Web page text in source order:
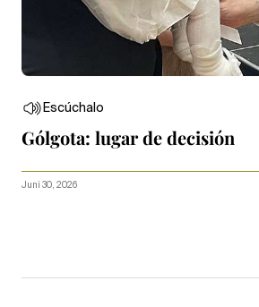
Escúchalo
Gólgota: lugar de decisión
Juni 30, 2026